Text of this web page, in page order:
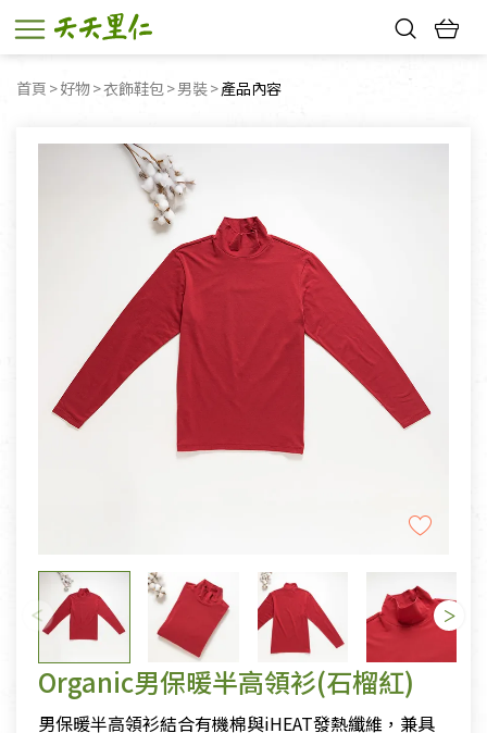
首頁 好物 衣飾鞋包 男裝 目前頁面：
產品內容
Organic男保暖半高領衫(石榴紅)
男保暖半高領衫結合有機棉與iHEAT發熱纖維，兼具